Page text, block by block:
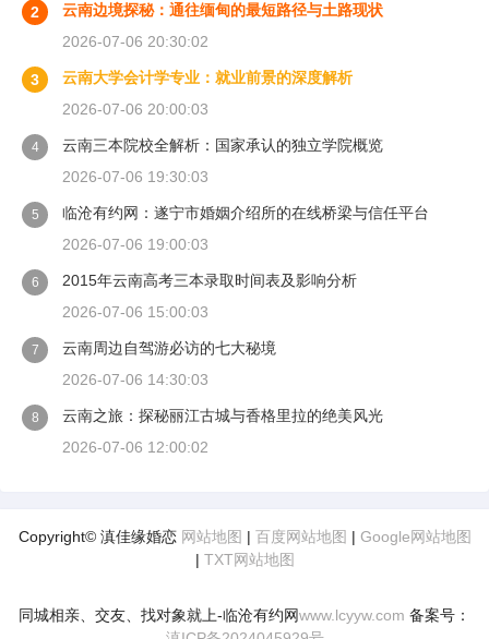
2
云南边境探秘：通往缅甸的最短路径与土路现状
2026-07-06 20:30:02
3
云南大学会计学专业：就业前景的深度解析
2026-07-06 20:00:03
4
云南三本院校全解析：国家承认的独立学院概览
2026-07-06 19:30:03
5
临沧有约网：遂宁市婚姻介绍所的在线桥梁与信任平台
2026-07-06 19:00:03
6
2015年云南高考三本录取时间表及影响分析
2026-07-06 15:00:03
7
云南周边自驾游必访的七大秘境
2026-07-06 14:30:03
8
云南之旅：探秘丽江古城与香格里拉的绝美风光
2026-07-06 12:00:02
Copyright© 滇佳缘婚恋 网站地图 | 百度网站地图 | Google网站地图
| TXT网站地图
同城相亲、交友、找对象就上-临沧有约网www.lcyyw.com 备案号：